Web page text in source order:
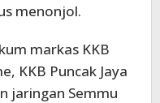
menonjol.
markas KKB
KKB Puncak Jaya
jaringan Semmu